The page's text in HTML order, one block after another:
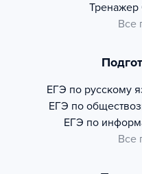
Тренажер
Все
ЕГЭ по русскому
ЕГЭ по
ЕГЭ по
Все